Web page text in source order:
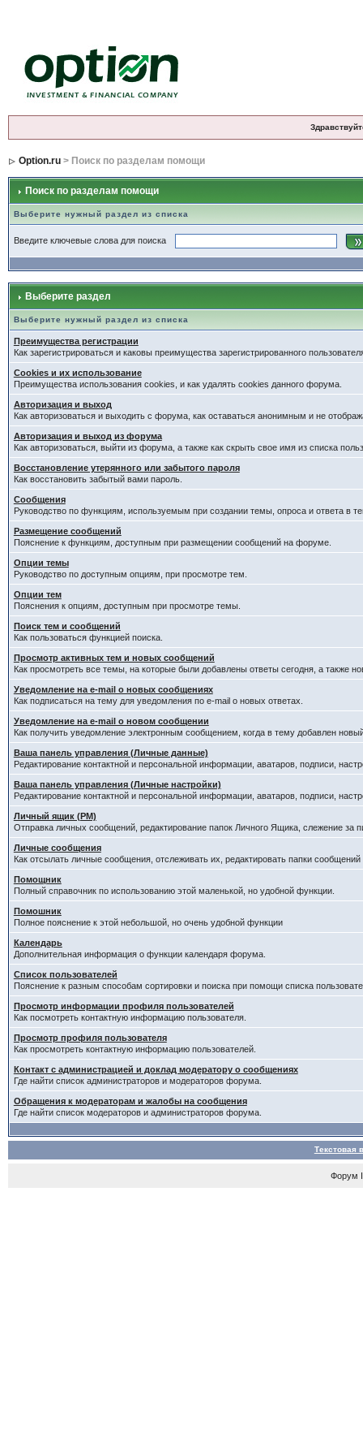
Option.ru> Поиск по разделам помощи
Поиск по разделам помощи
Выберите нужный раздел из списка
Введите ключевые слова для поиска
Выберите раздел
Выберите нужный раздел из списка
Преимущества регистрации
Как зарегистрироваться и каковы преимущества зарегистрированного
Cookies и их использование
Преимущества использования cookies, и как удалять cookies данного форума.
Авторизация и выход
Как авторизоваться и выходить с форума, как оставаться анонимным и не
Авторизация и выход из форума
Как авторизоваться, выйти из форума, а также как скрыть свое имя из списка
Восстановление утерянного или забытого пароля
Как восстановить забытый вами пароль.
Сообщения
Руководство по функциям, используемым при создании темы, опроса и ответа в
Размещение сообщений
Пояснение к функциям, доступным при размещении сообщений на форуме.
Опции темы
Руководство по доступным опциям, при просмотре тем.
Опции тем
Пояснения к опциям, доступным при просмотре темы.
Поиск тем и сообщений
Как пользоваться функцией поиска.
Просмотр активных тем и новых сообщений
Как просмотреть все темы, на которые были добавлены ответы сегодня, а также
Уведомление на e-mail о новых сообщениях
Как подписаться на тему для уведомления по e-mail о новых ответах.
Уведомление на е-mail о новом сообщении
Как получить уведомление электронным сообщением, когда в тему добавлен
Ваша панель управления (Личные данные)
Редактирование контактной и персональной информации, аватаров, подписи,
Ваша панель управления (Личные настройки)
Редактирование контактной и персональной информации, аватаров, подписи,
Личный ящик (PM)
Отправка личных сообщений, редактирование папок Личного Ящика, слежение за
Личные сообщения
Как отсылать личные сообщения, отслеживать их, редактировать папки
Помощник
Полный справочник по использованию этой маленькой, но удобной функции.
Помошник
Полное пояснение к этой небольшой, но очень удобной функции
Календарь
Дополнительная информация о функции календаря форума.
Список пользователей
Пояснение к разным способам сортировки и поиска при помощи списка
Просмотр информации профиля пользователей
Как посмотреть контактную информацию пользователя.
Просмотр профиля пользователя
Как просмотреть контактную информацию пользователей.
Контакт с администрацией и доклад модератору о сообщениях
Где найти список администраторов и модераторов форума.
Обращения к модераторам и жалобы на сообщения
Где найти список модераторов и администраторов форума.
Текстовая
Форум